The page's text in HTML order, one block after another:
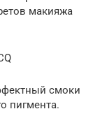
макияжа
смоки
пигмента.